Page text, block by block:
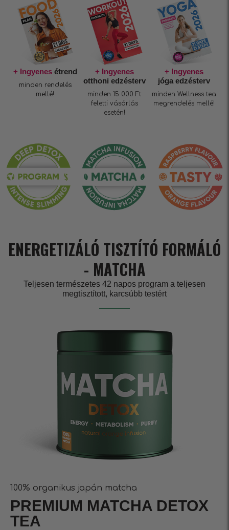
+ Ingyenesétrend
minden rendelés
mellé!
+ Ingyenes
otthoni edzésterv
minden 15 000 Ft
feletti vásárlás
esetén!
+ Ingyenes
jóga edzésterv
minden Wellness tea
megrendelés mellé!
ENERGETIZÁLÓ TISZTÍTÓ FORMÁLÓ
- MATCHA
Teljesen természetes 42 napos program a teljesen
megtisztított, karcsúbb testért
100% organikus japán matcha
PREMIUM MATCHA DETOX
TEA